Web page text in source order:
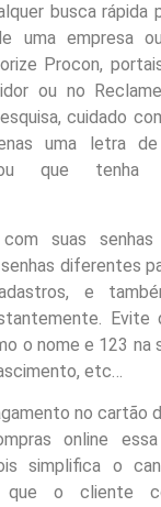
busca rápida
uma empresa
Procon,
ou no
cuidado
uma letra
que tenha
com suas
diferentes
e
Evite
o nome e 123 na
etc…
no cartão
online
simplifica o
que o cliente